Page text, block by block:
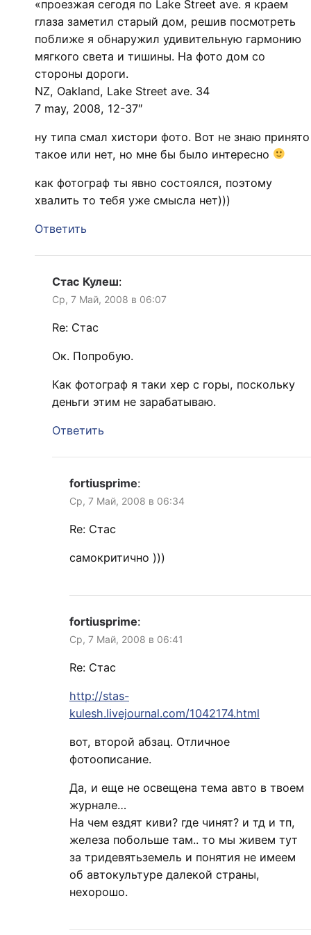
«проезжая сегодя по Lake Street ave. я краем
глаза заметил старый дом, решив посмотреть
поближе я обнаружил удивительную гармонию
мягкого света и тишины. На фото дом со
стороны дороги.
NZ, Oakland, Lake Street ave. 34
7 may, 2008, 12-37″
ну типа смал хистори фото. Вот не знаю принято
такое или нет, но мне бы было интересно
как фотограф ты явно состоялся, поэтому
хвалить то тебя уже смысла нет)))
Ответить
Стас Кулеш:
Ср, 7 Май, 2008 в 06:07
Re: Стас
Ок. Попробую.
Как фотограф я таки хер с горы, поскольку
деньги этим не зарабатываю.
Ответить
fortiusprime:
Ср, 7 Май, 2008 в 06:34
Re: Стас
самокритично )))
fortiusprime:
Ср, 7 Май, 2008 в 06:41
Re: Стас
http://stas-
kulesh.livejournal.com/1042174.html
вот, второй абзац. Отличное
фотоописание.
Да, и еще не освещена тема авто в твоем
журнале…
На чем ездят киви? где чинят? и тд и тп,
железа побольше там.. то мы живем тут
за тридевятьземель и понятия не имеем
об автокультуре далекой страны,
нехорошо.